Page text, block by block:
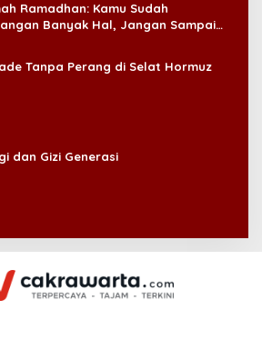
Ramadhan: Kamu Sudah
Banyak Hal, Jangan Sampai
Tanpa Perang di Selat Hormuz
dan Gizi Generasi